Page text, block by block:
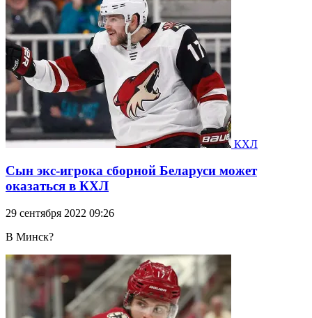
КХЛ
Сын экс-игрока сборной Беларуси может
оказаться в КХЛ
29 сентября 2022 09:26
В Минск?